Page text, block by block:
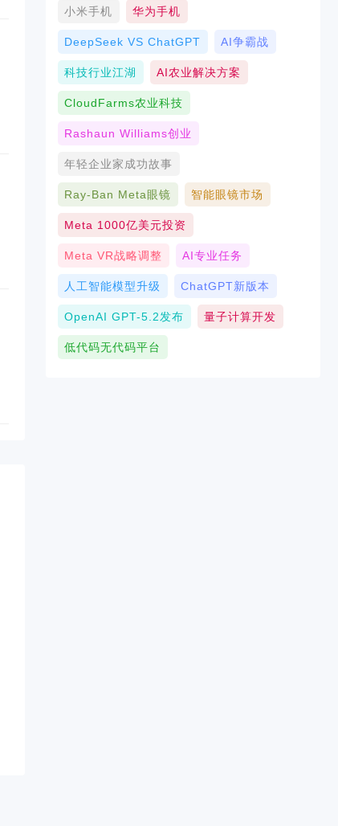
小米手机 华为手机
DeepSeek VS ChatGPT AI争霸战
科技行业江湖 AI农业解决方案
CloudFarms农业科技
Rashaun Williams创业
年轻企业家成功故事
Ray-Ban Meta眼镜 智能眼镜市场
Meta 1000亿美元投资
Meta VR战略调整 AI专业任务
人工智能模型升级 ChatGPT新版本
OpenAI GPT-5.2发布 量子计算开发
低代码无代码平台